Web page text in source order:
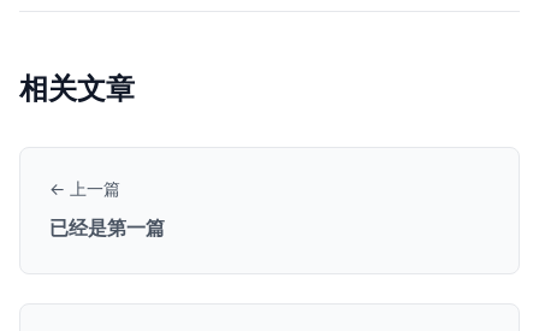
相关文章
← 上一篇
已经是第一篇